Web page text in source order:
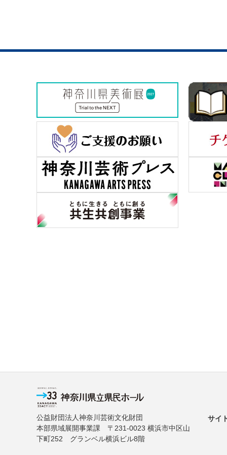
公益財団法人神奈川芸術文化財団
本部県域展開事業課 〒231-0023 横浜市中区山
下町252 グランベル横浜ビル8階
サイ